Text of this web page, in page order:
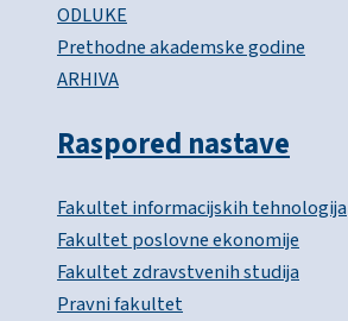
ODLUKE
Prethodne akademske godine
ARHIVA
Raspored nastave
Fakultet informacijskih tehnologija
Fakultet poslovne ekonomije
Fakultet zdravstvenih studija
Pravni fakultet